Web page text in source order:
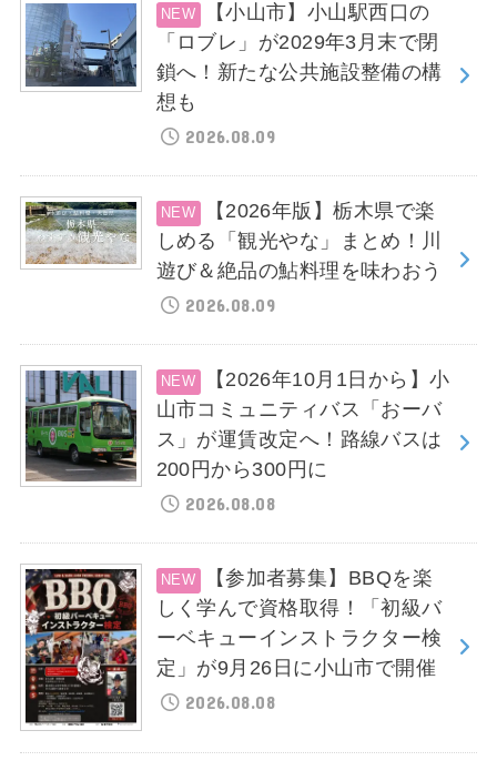
【小山市】小山駅西口の
「ロブレ」が2029年3月末で閉
鎖へ！新たな公共施設整備の構
想も
2026.08.09
【2026年版】栃木県で楽
しめる「観光やな」まとめ！川
遊び＆絶品の鮎料理を味わおう
2026.08.09
【2026年10月1日から】小
山市コミュニティバス「おーバ
ス」が運賃改定へ！路線バスは
200円から300円に
2026.08.08
【参加者募集】BBQを楽
しく学んで資格取得！「初級バ
ーベキューインストラクター検
定」が9月26日に小山市で開催
2026.08.08